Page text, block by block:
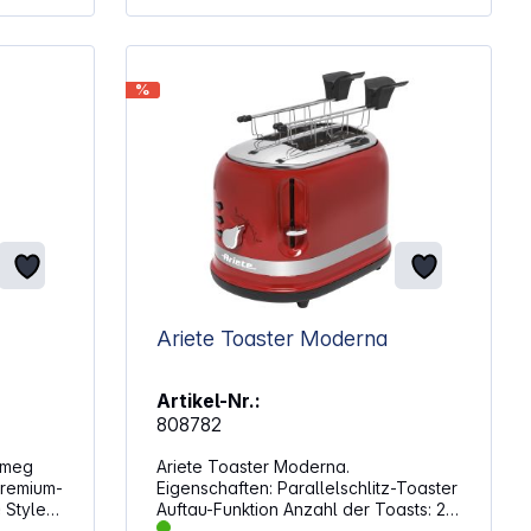
2,56 kg
Erwärmen und Stoppen nützlich im
ermöglichen entspanntes Arbeiten
während des Toastens
Krümelschublade unterstützt die
Reinigung nach dem Einsatz
Abmessungen: 30 x 19,4 x 19 cm
Style
%
Ariete Toaster Moderna
Artikel-Nr.:
808782
Ariete Toaster Moderna.
Eigenschaften: Parallelschlitz-Toaster
Auftau-Funktion Anzahl der Toasts: 2